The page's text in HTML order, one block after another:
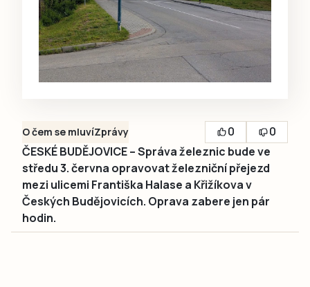
O čem se mluvíZprávy 0
0
ČESKÉ BUDĚJOVICE – Správa železnic bude ve
středu 3. června opravovat železniční přejezd
mezi ulicemi Františka Halase a Křižíkova v
Českých Budějovicích. Oprava zabere jen pár
hodin.